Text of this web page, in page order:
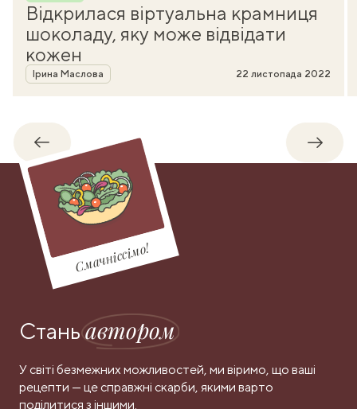
Відкрилася віртуальна крамниця
шоколаду, яку може відвідати
кожен
Автор
Ірина Маслова 22 листопада 2022
Назад
Смачніссімо!
Станьавтором
У світі безмежних можливостей, ми віримо, що ваші
рецепти — це справжні скарби, якими варто
поділитися з іншими.